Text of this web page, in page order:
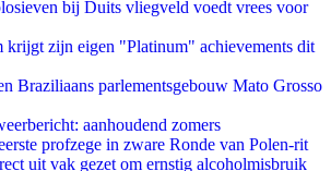
bij Duits vliegveld voedt vrees voor
zijn eigen "Platinum" achievements dit
Braziliaans parlementsgebouw Mato Grosso
aanhoudend zomers
profzege in zware Ronde van Polen-rit
uit vak gezet om ernstig alcoholmisbruik